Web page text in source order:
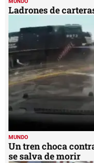
Ladrones de
MUNDO
Un tren choca
se salva de morir